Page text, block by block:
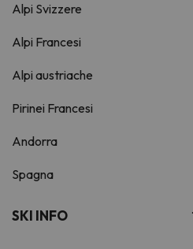
Alpi Svizzere
Alpi Francesi
Alpi austriache
Pirinei Francesi
Andorra
Spagna
SKI INFO